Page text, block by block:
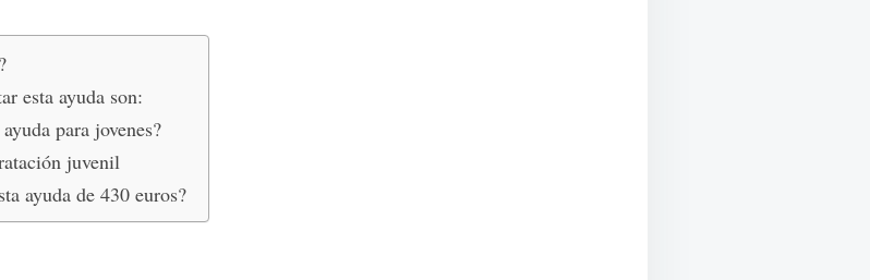
esta ayuda son:
para jovenes?
juvenil
ayuda de 430 euros?